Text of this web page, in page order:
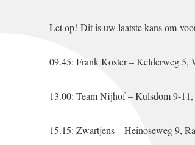
Let op! Dit is uw laatste kans om
09.45: Frank Koster – Kelderweg 5,
13.00: Team Nijhof – Kulsdom 9-11,
15.15: Zwartjens – Heinoseweg 9,